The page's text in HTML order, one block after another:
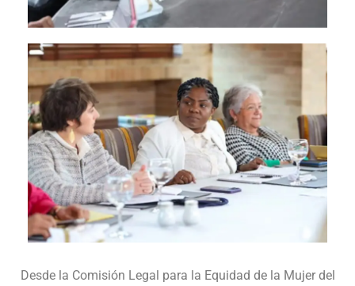
Desde la Comisión Legal para la Equidad de la Mujer del